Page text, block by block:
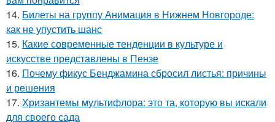
14. Билеты на группу Анимация в Нижнем Новгороде:
как не упустить шанс
15. Какие современные тенденции в культуре и
искусстве представлены в Пензе
16. Почему фикус Бенджамина сбросил листья: причины
и решения
17. Хризантемы мультифлора: это та, которую вы искали
для своего сада